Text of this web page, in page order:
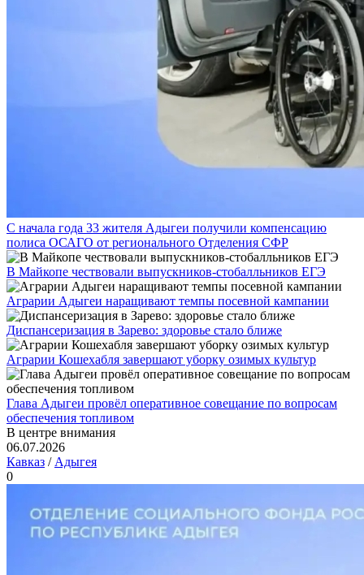
С начала года 33 жителя Адыгеи получили компенсацию
полиса ОСАГО от регионального Отделения СФР
В Майкопе чествовали выпускников-стобалльников ЕГЭ
Аграрии Адыгеи наращивают темпы посевной кампании
Диспансеризация в Зарево: здоровье стало ближе
Аграрии Кошехабля завершают уборку озимых культур
Глава Адыгеи провёл оперативное совещание по вопросам
обеспечения топливом
В центре внимания
06.07.2026
Кавказ / Адыгея
0